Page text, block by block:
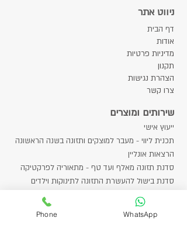
ניווט אתר
דף הבית
אודות​
מדיניות פרטיות
תקנון
הצהרת נגישות
צרו קשר
שירותים ומוצרים
ייעוץ אישי
תכנית ליווי - מעבר למוצקים ותזונה בשנה הראשונה
הרצאות אונליין
סדנת תזונה מאלף ועד טף - מתאוריה לפרקטיקה
סדנת בישול להעשרת התזונה לתינוקות וילדים
סדנת בישול בריא לילדים ולנוער
סדנת לא על הלחם לבדו -להכנת ממרחים וארוחות
LUNCH BOX
Phone WhatsApp